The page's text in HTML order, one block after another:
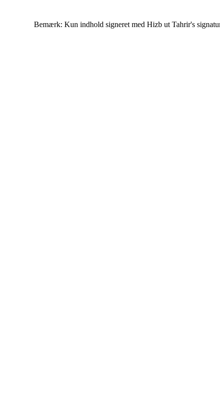
Bemærk: Kun indhold signeret med Hizb ut Tahrir's